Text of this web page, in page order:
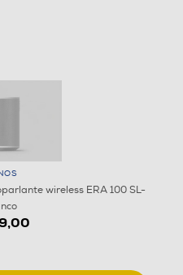
wireless ERA 100 SL-